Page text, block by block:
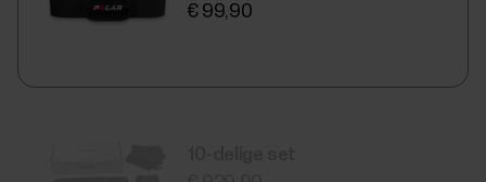
€ 99,90